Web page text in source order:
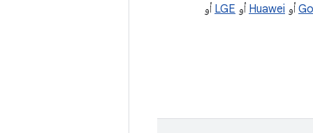
أو Huawei أو LGE أو